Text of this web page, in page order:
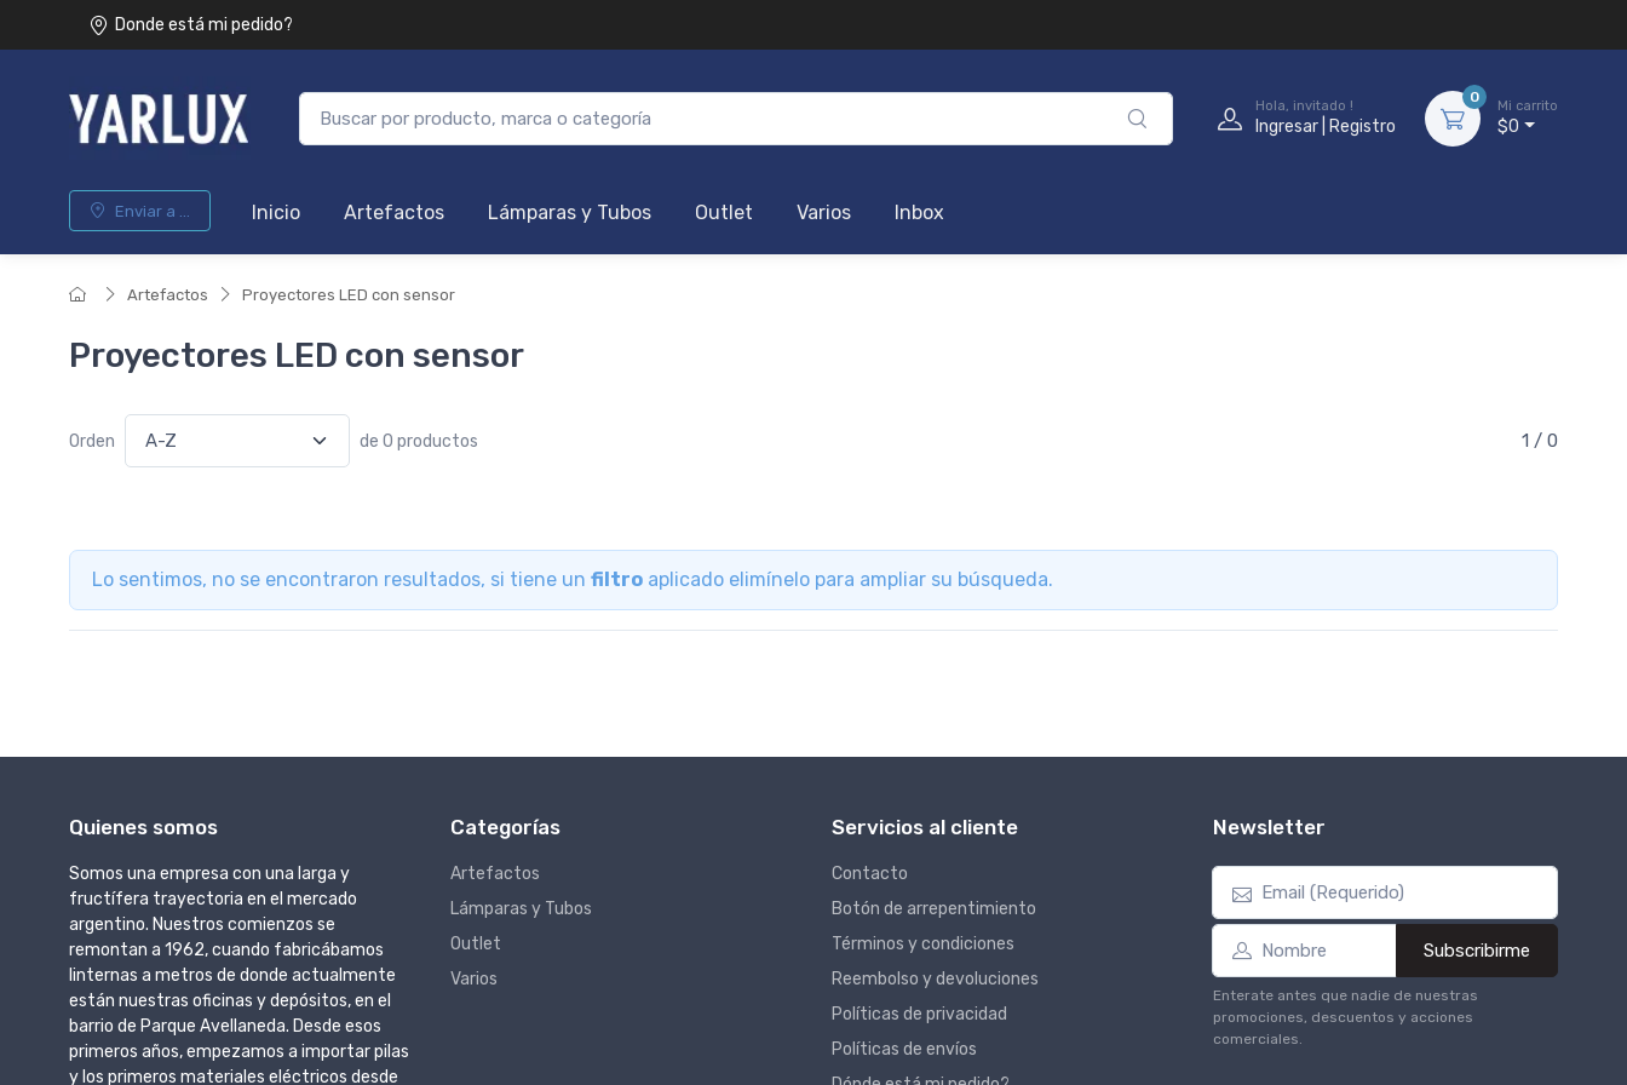
Donde está mi pedido?
Hola, invitado !
Ingresar | Registro
0
Mi carrito
$0
Enviar a ... Inicio Artefactos Lámparas y Tubos Outlet Varios Inbox
Artefactos Proyectores LED con sensor
Proyectores LED con sensor
Orden de 0 productos 1 / 0
Lo sentimos, no se encontraron resultados, si tiene un filtro aplicado elimínelo para ampliar su búsqueda.
Quienes somos
Somos una empresa con una larga y
fructífera trayectoria en el mercado
argentino. Nuestros comienzos se
remontan a 1962, cuando fabricábamos
linternas a metros de donde actualmente
están nuestras oficinas y depósitos, en el
barrio de Parque Avellaneda. Desde esos
primeros años, empezamos a importar pilas
y los primeros materiales eléctricos desde
Categorías
Artefactos
Lámparas y Tubos
Outlet
Varios
Servicios al cliente
Contacto
Botón de arrepentimiento
Términos y condiciones
Reembolso y devoluciones
Políticas de privacidad
Políticas de envíos
Newsletter
Subscribirme
Enterate antes que nadie de nuestras
promociones, descuentos y acciones
comerciales.